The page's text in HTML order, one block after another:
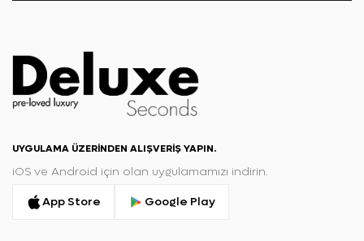
UYGULAMA ÜZERINDEN ALIŞVERIŞ YAPIN.
iOS ve Android için olan uygulamamızı indirin.
App Store
Google Play